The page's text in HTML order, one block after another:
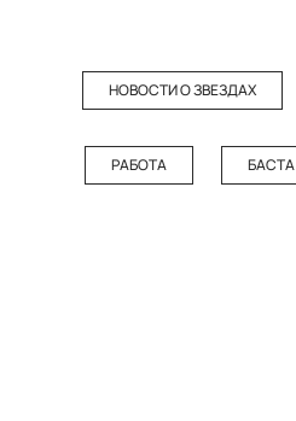
НОВОСТИ О ЗВЕЗДАХ
РАБОТА БАСТА